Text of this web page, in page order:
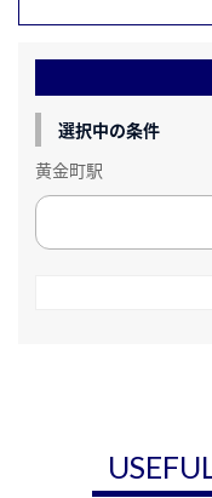
選択中の条件
黄金町駅